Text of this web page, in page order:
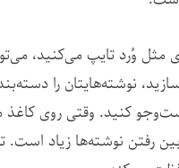
مثل وُرد تایپ می‌کنید،
نوشته‌هایتان را
کنید. وقتی روی کاغذ
رفتن نوشته‌ها زیاد است.